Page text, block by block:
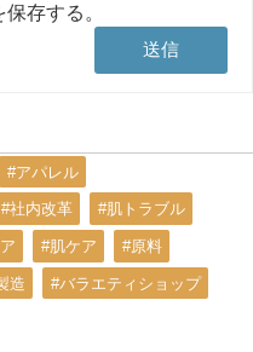
存する。
#アパレル
#社内改革 #肌トラブル
#肌ケア #原料
造 #バラエティショップ